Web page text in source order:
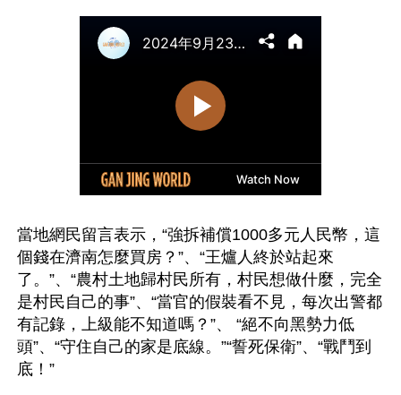
當地網民留言表示，“強拆補償1000多元人民幣，這
個錢在濟南怎麼買房？”、“王爐人終於站起來
了。”、“農村土地歸村民所有，村民想做什麼，完全
是村民自己的事”、“當官的假裝看不見，每次出警都
有記錄，上級能不知道嗎？”、 “絕不向黑勢力低
頭”、“守住自己的家是底線。”“誓死保衛”、“戰鬥到
底！”